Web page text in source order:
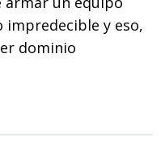
impredecible y eso,
dominio